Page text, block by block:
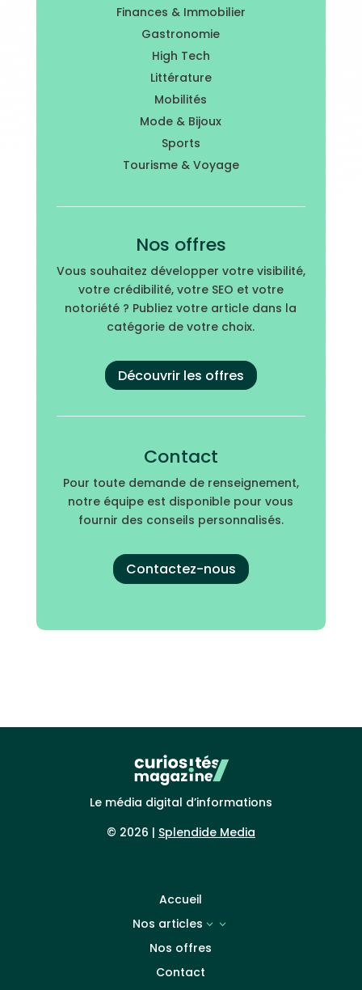
Finances & Immobilier
Gastronomie
High Tech
Littérature
Mobilités
Mode & Bijoux
Sports
Tourisme & Voyage
Nos offres
Vous souhaitez développer votre visibilité,
votre crédibilité, votre SEO et votre
notoriété ? Publiez votre article dans la
catégorie de votre choix.
Découvrir les offres
Contact
Pour toute demande de renseignement,
notre équipe est disponible pour vous
fournir des conseils personnalisés.
Contactez-nous
Le média digital d’informations
© 2026 | Splendide Media
Accueil
Nos articles
3
Nos offres
Contact